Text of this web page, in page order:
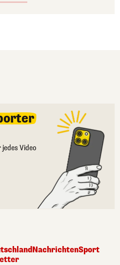
jedes Video
NachrichtenSport